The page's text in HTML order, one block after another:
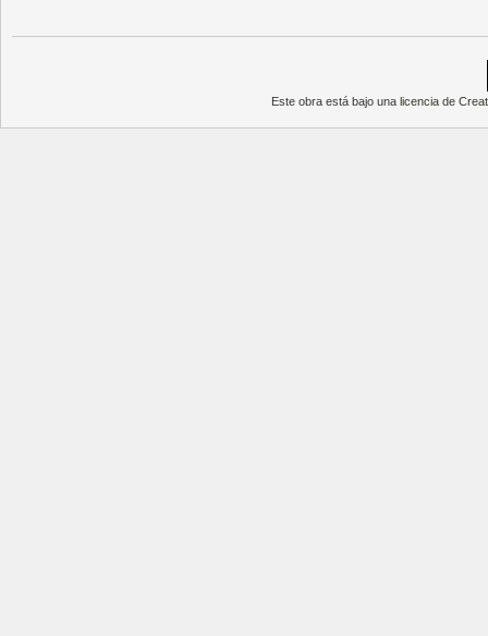
Este obra está bajo unalicencia de